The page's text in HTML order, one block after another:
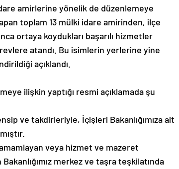
amirlerine yönelik de düzenlemeye
toplam 13 mülki idare amirinden, ilçe
ortaya koydukları başarılı hizmetler
atandı. Bu isimlerin yerlerine yine
açıklandı.
ilişkin yaptığı resmi açıklamada şu
ve takdirleriyle, İçişleri Bakanlığımıza ait
veya hizmet ve mazeret
merkez ve taşra teşkilatında